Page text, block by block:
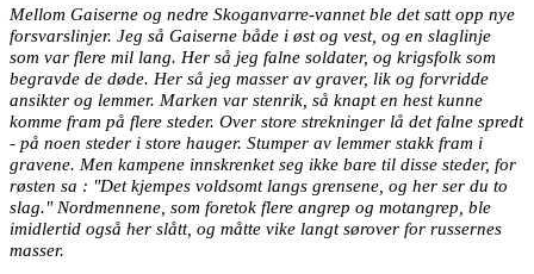
Mellom Gaiserne og nedre Skoganvarre-vannet ble det satt opp nye
forsvarslinjer. Jeg så Gaiserne både i øst og vest, og en slaglinje
som var flere mil lang. Her så jeg falne soldater, og krigsfolk som
begravde de døde. Her så jeg masser av graver, lik og forvridde
ansikter og lemmer. Marken var stenrik, så knapt en hest kunne
komme fram på flere steder. Over store strekninger lå det falne spredt
- på noen steder i store hauger. Stumper av lemmer stakk fram i
gravene. Men kampene innskrenket seg ikke bare til disse steder, for
røsten sa : "Det kjempes voldsomt langs grensene, og her ser du to
slag." Nordmennene, som foretok flere angrep og motangrep, ble
imidlertid også her slått, og måtte vike langt sørover for russernes
masser.